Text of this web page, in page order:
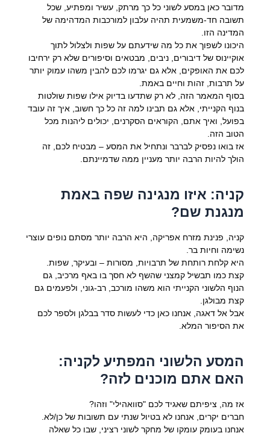
מדובר כאן במסע לשוני כל כך מרתק, עשיר ומפתיע, שכל
תשובה חד-משמעית תהיה עלבון למורכבות המדהימה של
המדינה הזו.
היכונו לשפוך את כל מה שידעתם על שפות ולצלול לתוך
אוקיינוס של דיבורים, ניבים, מבטאים וסיפורים שלא רק ירחיבו
לכם את האופקים, אלא גם יגרמו לכם להבין משהו עמוק יותר
על תרבות, זהות וחיים באמת.
בסוף המאמר הזה, לא רק שתדעו בדיוק אילו שפות שולטות
בנוף הקנייתי, אלא גם תבינו למה זה כל כך חשוב, איך זה עובד
בפועל, ואיך אתם, הקוראים הסקרנים, יכולים ליהנות מכל
הטוב הזה.
אז בואו נפסיק לברבר ונתחיל את המסע – מבטיח לכם, זה
הולך להיות הרבה יותר מעניין ממה שדמיינתם.
קניה: איזו מנגינה שפה באמת
מנגנת שם?
קניה, פנינת מזרח אפריקה, היא הרבה יותר מסתם נופים עוצרי
נשימה וחיות בר.
היא קלחת רותחת של תרבויות, מסורות – ובעיקר, שפות.
קצת כמו תבשיל קמצני שהשף לא חסך בו באף מרכיב, גם
הנוף הלשוני הקנייתי הוא משהו מורכב, רב-גוני, ולפעמים גם
קצת מבולגן.
אבל אל דאגה, אנחנו כאן כדי לעשות סדר בבלגן ולספר לכם
את הסיפור המלא.
המסע הלשוני המפתיע לקניה:
האם אתם מוכנים לזה?
אז מה, ציפיתם שאגיד לכם "סוואהילי" וזהו?
חברים יקרים, אנחנו לא בטיול שנתי עם תשובות של כן/לא.
אנחנו בעומק עומקו של מחקר לשוני רציני, שבו כל שאלה